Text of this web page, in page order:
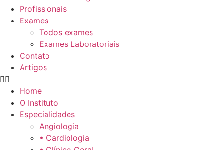
Profissionais
Exames
Todos exames
Exames Laboratoriais
Contato
Artigos
Home
O Instituto
Especialidades
Angiologia
• Cardiologia